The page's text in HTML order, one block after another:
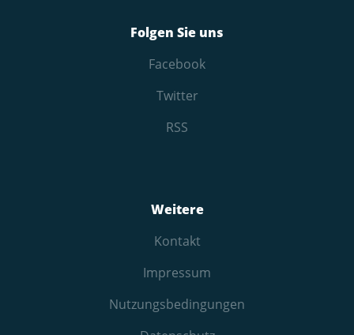
Folgen Sie uns
Facebook
Twitter
RSS
Weitere
Kontakt
Impressum
Nutzungs­bedingungen